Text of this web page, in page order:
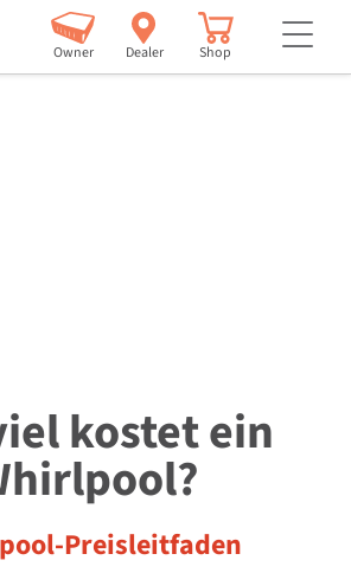
Owner Dealer Shop
kostet ein
Preisleitfaden